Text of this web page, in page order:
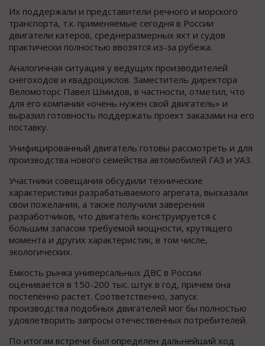
Их поддержали и представители речного и морского
транспорта, т.к. применяемые сегодня в России
двигатели катеров, среднеразмерных яхт и судов
практически полностью ввозятся из-за рубежа.
Аналогичная ситуация у ведущих производителей
снегоходов и квадроциклов. Заместитель директора
Веломоторс Павел Шмидов, в частности, отметил, что
для его компании «очень нужен свой двигатель» и
выразил готовность поддержать проект заказами на его
поставку.
Унифицированный двигатель готовы рассмотреть и для
производства нового семейства автомобилей ГАЗ и УАЗ.
Участники совещания обсудили технические
характеристики разрабатываемого агрегата, высказали
свои пожелания, а также получили заверения
разработчиков, что двигатель конструируется с
большим запасом требуемой мощности, крутящего
момента и других характеристик, в том числе,
экологических.
Емкость рынка универсальных ДВС в России
оценивается в 150-200 тыс. штук в год, причем она
постепенно растет. Соответственно, запуск
производства подобных двигателей мог бы полностью
удовлетворить запросы отечественных потребителей.
По итогам встречи был определен дальнейший ход